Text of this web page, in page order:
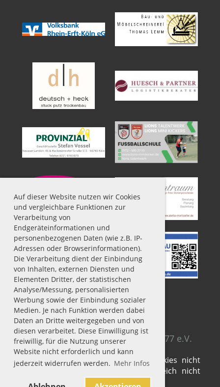
Auf dieser Website nutzen wir Cookies
und vergleichbare Funktionen zur
Verarbeitung von
Endgeräteinformationen und
personenbezogenen Daten (wie z.B. IP-
Adressen oder Browserinformationen).
Die Verarbeitung dient der Einbindung
von Inhalten, externen Diensten und
Elementen Dritter, der statistischen
Analyse/Messung, personalisierten
Werbung sowie der Einbindung sozialer
Medien. Je nach Funktion werden dabei
Daten an Dritte weitergegeben und von
diesen verarbeitet. Diese Einwilligung ist
freiwillig, für die Nutzung unserer
Website nicht erforderlich und kann
jederzeit widerrufen werden. Mehr Infos
Impressum|Datenschutz
© SV Fühlingen-Chorweiler 1929/77 e.V.
Sie haben die Verwendung von Cookies nicht
akzeptiert. Deshalb kann dieser Bereich nicht
dargestellt werden.